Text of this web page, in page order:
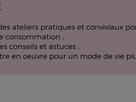
ateliers pratiques et conviviaux
consommation ;
conseils et astuces ;
en oeuvre pour un mode de vie